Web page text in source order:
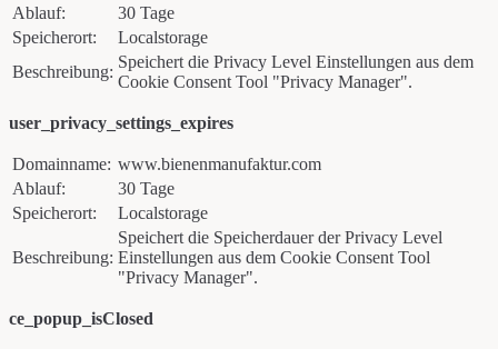
Ablauf:
30 Tage
Speicherort:
Localstorage
Beschreibung:
Speichert die Privacy Level Einstellungen aus dem
Cookie Consent Tool "Privacy Manager".
user_privacy_settings_expires
Domainname: www.bienenmanufaktur.com
Ablauf:
30 Tage
Speicherort:
Localstorage
Beschreibung:
Speichert die Speicherdauer der Privacy Level
Einstellungen aus dem Cookie Consent Tool
"Privacy Manager".
ce_popup_isClosed